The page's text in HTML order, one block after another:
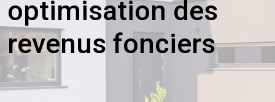
optimisation des
revenus fonciers